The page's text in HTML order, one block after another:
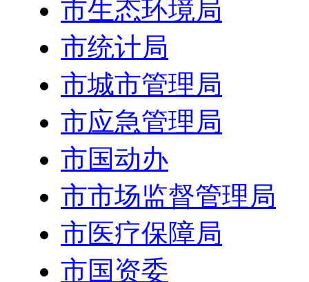
市生态环境局
市统计局
市城市管理局
市应急管理局
市国动办
市市场监督管理局
市医疗保障局
市国资委